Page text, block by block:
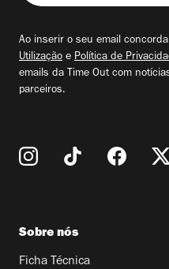
seu
Ao inserir o seu email
Utilização e Política de
emails da Time Out com
parceiros.
Sobre nós
Ficha Técnica